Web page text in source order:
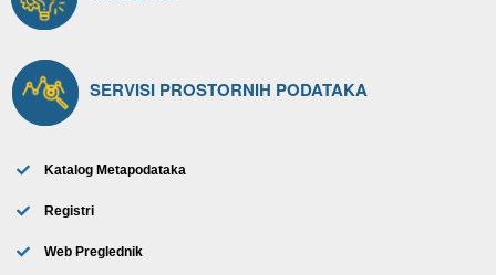
SERVISI PROSTORNIH PODATAKA
Katalog Metapodataka
Registri
Web Preglednik